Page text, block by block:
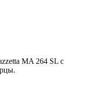
MA 264 SL с